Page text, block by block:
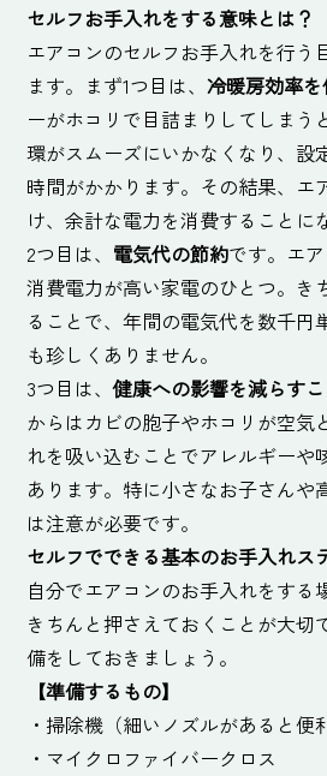
セルフお手入れをする意味とは？
エアコンのセルフお手入れを行う
ます。まず1つ目は、冷暖房効率を
ーがホコリで目詰まりしてしまう
環がスムーズにいかなくなり、設
時間がかかります。その結果、エ
け、余計な電力を消費することに
2つ目は、 電気代の節約です。エ
消費電力が高い家電のひとつ。き
ることで、年間の電気代を数千円
も珍しくありません。
3つ目は、健康への影響を減らすこ
からはカビの胞子やホコリが空気
れを吸い込むことでアレルギーや
あります。特に小さなお子さんや
は注意が必要です。
セルフでできる基本のお手入れス
自分でエアコンのお手入れをする
きちんと押さえておくことが大切
備をしておきましょう。
【準備するもの】
・掃除機（細いノズルがあると便
・マイクロファイバークロス